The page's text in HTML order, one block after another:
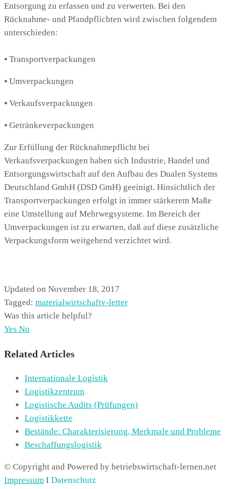
Entsorgung zu erfassen und zu verwerten. Bei den
Rücknahme- und Pfandpflichten wird zwischen folgendem
unterschieden:
⦁ Transportverpackungen
⦁ Umverpackungen
⦁ Verkaufsverpackungen
⦁ Getränkeverpackungen
Zur Erfüllung der Rücknahmepflicht bei
Verkaufsverpackungen haben sich Industrie, Handel und
Entsorgungswirtschaft auf den Aufbau des Dualen Systems
Deutschland GmhH (DSD GmH) geeinigt. Hinsichtlich der
Transportverpackungen erfolgt in immer stärkerem Maße
eine Umstellung auf Mehrwegsysteme. Im Bereich der
Umverpackungen ist zu erwarten, daß auf diese zusätzliche
Verpackungsform weitgehend verzichtet wird.
Updated on November 18, 2017
Tagged: materialwirtschaftv-letter
Was this article helpful?
Yes No
Related Articles
Internationale Logistik
Logistikzentrum
Logistische Audits (Prüfungen)
Logistikkette
Bestände: Charakterisierung, Merkmale und Probleme
Beschaffungslogistik
© Copyright and Powered by betriebswirtschaft-lernen.net
Impressum I Datenschutz